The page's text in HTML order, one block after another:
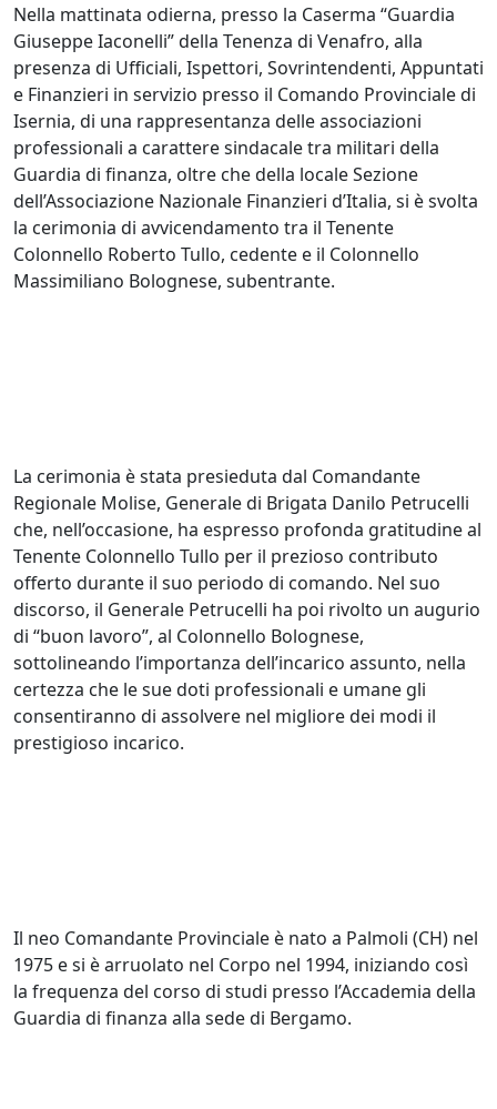
Nella mattinata odierna, presso la Caserma “Guardia
Giuseppe Iaconelli” della Tenenza di Venafro, alla
presenza di Ufficiali, Ispettori, Sovrintendenti, Appuntati
e Finanzieri in servizio presso il Comando Provinciale di
Isernia, di una rappresentanza delle associazioni
professionali a carattere sindacale tra militari della
Guardia di finanza, oltre che della locale Sezione
dell’Associazione Nazionale Finanzieri d’Italia, si è svolta
la cerimonia di avvicendamento tra il Tenente
Colonnello Roberto Tullo, cedente e il Colonnello
Massimiliano Bolognese, subentrante.
La cerimonia è stata presieduta dal Comandante
Regionale Molise, Generale di Brigata Danilo Petrucelli
che, nell’occasione, ha espresso profonda gratitudine al
Tenente Colonnello Tullo per il prezioso contributo
offerto durante il suo periodo di comando. Nel suo
discorso, il Generale Petrucelli ha poi rivolto un augurio
di “buon lavoro”, al Colonnello Bolognese,
sottolineando l’importanza dell’incarico assunto, nella
certezza che le sue doti professionali e umane gli
consentiranno di assolvere nel migliore dei modi il
prestigioso incarico.
Il neo Comandante Provinciale è nato a Palmoli (CH) nel
1975 e si è arruolato nel Corpo nel 1994, iniziando così
la frequenza del corso di studi presso l’Accademia della
Guardia di finanza alla sede di Bergamo.